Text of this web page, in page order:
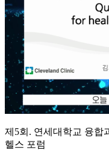
제5회. 연세대학교 융합
헬스 포럼